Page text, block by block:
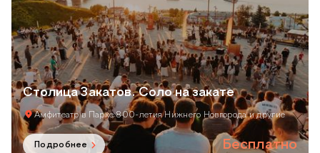
Столица Закатов. Соло на закате
Амфитеатр в Парке 800-летия Нижнего Новгорода и другие
Подробнее Бесплатно